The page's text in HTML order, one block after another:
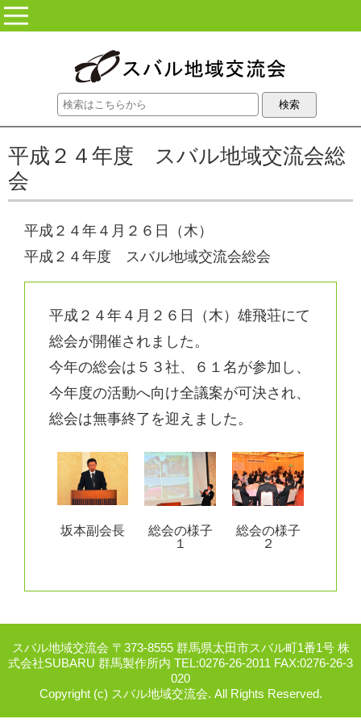
コンテンツに移動
平成２４年度 スバル地域交流会総
会
平成２４年４月２６日（木）
平成２４年度 スバル地域交流会総会
平成２４年４月２６日（木）雄飛荘にて
総会が開催されました。
今年の総会は５３社、６１名が参加し、
今年度の活動へ向け全議案が可決され、
総会は無事終了を迎えました。
坂本副会長
総会の様子
１
総会の様子
２
スバル地域交流会 〒373-8555 群馬県太田市スバル町1番1号 株
式会社SUBARU 群馬製作所内 TEL:0276-26-2011 FAX:0276-26-3
020
Copyright (c) スバル地域交流会. All Rights Reserved.